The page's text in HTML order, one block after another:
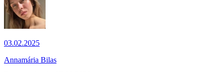
03.02.2025
Annamária Bilas